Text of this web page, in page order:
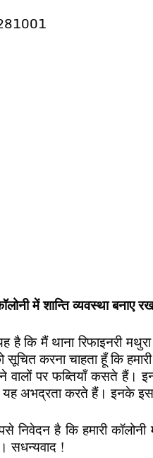
में शान्ति व्यवस्था बनाए
है कि मैं थाना रिफाइनरी
करना चाहता हूँ कि
पर फब्तियाँ कसते हैं।
अभद्रता करते हैं। इनके इस
निवेदन है कि हमारी
सधन्यवाद !